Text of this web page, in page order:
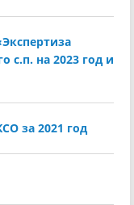
с.п. на 2023 год и
за 2021 год